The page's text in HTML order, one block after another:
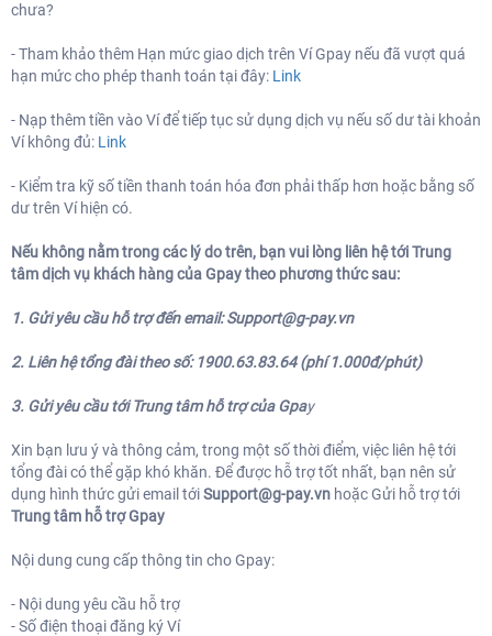
chưa?
- Tham khảo thêm Hạn mức giao dịch trên Ví Gpay nếu đã vượt quá
hạn mức cho phép thanh toán tại đây: Link
- Nạp thêm tiền vào Ví để tiếp tục sử dụng dịch vụ nếu số dư tài khoản
Ví không đủ: Link
- Kiểm tra kỹ số tiền thanh toán hóa đơn phải thấp hơn hoặc bằng số
dư trên Ví hiện có.
Nếu không nằm trong các lý do trên, bạn vui lòng liên hệ tới Trung
tâm dịch vụ khách hàng của Gpay theo phương thức sau:
1. Gửi yêu cầu hỗ trợ đến email:Support@g-pay.vn
2. Liên hệ tổng đài theo số: 1900.63.83.64 (phí 1.000đ/phút)
3. Gửi yêu cầu tới Trung tâm hỗ trợ của Gpay
Xin bạn lưu ý và thông cảm, trong một số thời điểm, việc liên hệ tới
tổng đài có thể gặp khó khăn. Để được hỗ trợ tốt nhất, bạn nên sử
dụng hình thức gửi email tớiSupport@g-pay.vn hoặc Gửi hỗ trợ tới
Trung tâm hỗ trợ Gpay
Nội dung cung cấp thông tin cho Gpay:
- Nội dung yêu cầu hỗ trợ
- Số điện thoại đăng ký Ví